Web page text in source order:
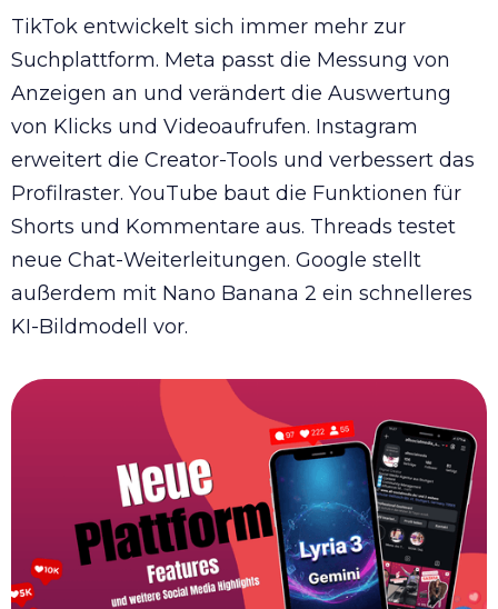
TikTok entwickelt sich immer mehr zur
Suchplattform. Meta passt die Messung von
Anzeigen an und verändert die Auswertung
von Klicks und Videoaufrufen. Instagram
erweitert die Creator-Tools und verbessert das
Profilraster. YouTube baut die Funktionen für
Shorts und Kommentare aus. Threads testet
neue Chat-Weiterleitungen. Google stellt
außerdem mit Nano Banana 2 ein schnelleres
KI-Bildmodell vor.